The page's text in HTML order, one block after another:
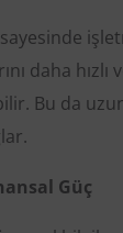
daha hızlı
Bu da
Güç